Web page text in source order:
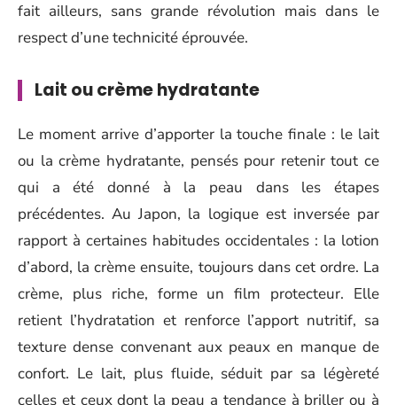
fait ailleurs, sans grande révolution mais dans le
respect d’une technicité éprouvée.
Lait ou crème hydratante
Le moment arrive d’apporter la touche finale : le lait
ou la crème hydratante, pensés pour retenir tout ce
qui a été donné à la peau dans les étapes
précédentes. Au Japon, la logique est inversée par
rapport à certaines habitudes occidentales : la lotion
d’abord, la crème ensuite, toujours dans cet ordre. La
crème, plus riche, forme un film protecteur. Elle
retient l’hydratation et renforce l’apport nutritif, sa
texture dense convenant aux peaux en manque de
confort. Le lait, plus fluide, séduit par sa légèreté
celles et ceux dont la peau a tendance à briller ou à